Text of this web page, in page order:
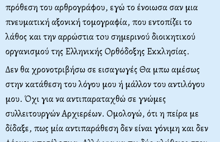
πρόθεση του αρθρογράφου, εγώ το ένοιωσα σαν μια
πνευματική αξονική τομογραφία, που εντοπίζει το
λάθος και την αρρώστια τoυ σημερινού διοικητικού
οργανισμού της Ελληνικής Ορθόδοξης Εκκλησίας.
Δεν θα χρονοτριβήσω σε εισαγωγές Θα μπω αμέσως
στην κατάθεση του λόγου μου ή μάλλον του αντιλόγου
μου. Όχι για να αντιπαραταχθώ σε γνώμες
συλλειτουργών Αρχιερέων. Ομολογώ, ότι η πείρα με
δίδαξε, πως μία αντιπαράθεση δεν είναι γόνιμη και δεν